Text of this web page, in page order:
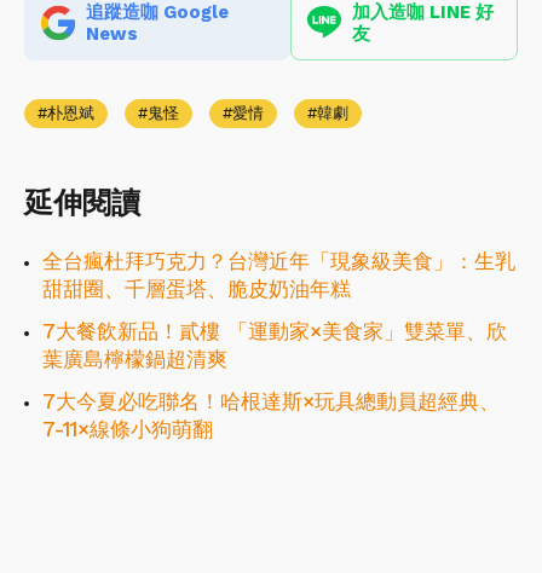
追蹤造咖 Google
News
加入造咖 LINE 好
友
朴恩斌 鬼怪 愛情 韓劇
延伸閱讀
全台瘋杜拜巧克力？台灣近年「現象級美食」：生乳
甜甜圈、千層蛋塔、脆皮奶油年糕
7大餐飲新品！貳樓 「運動家×美食家」雙菜單、欣
葉廣島檸檬鍋超清爽
7大今夏必吃聯名！哈根達斯×玩具總動員超經典、
7-11×線條小狗萌翻